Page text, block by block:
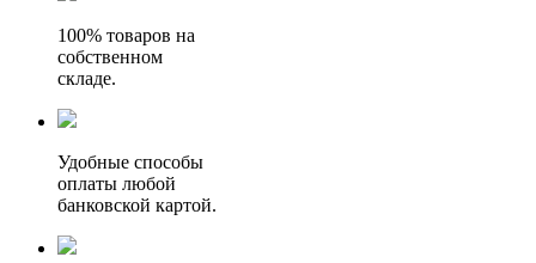
100% товаров на
собственном
складе.
Удобные способы
оплаты любой
банковской картой.